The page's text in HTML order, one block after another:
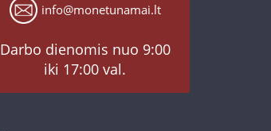
info@monetunamai.lt
Darbo dienomis nuo 9:00
iki 17:00 val.